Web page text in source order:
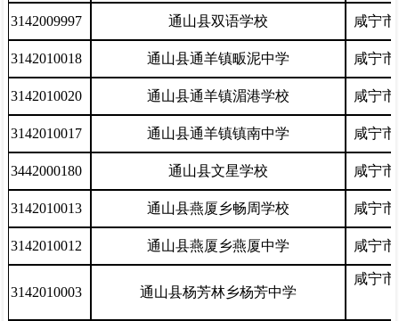
3142009997 通山县双语学校 咸宁
3142010018 通山县通羊镇畈泥中学 咸宁
3142010020 通山县通羊镇湄港学校 咸宁
3142010017 通山县通羊镇镇南中学 咸宁
3442000180 通山县文星学校 咸宁
3142010013 通山县燕厦乡畅周学校 咸宁
3142010012 通山县燕厦乡燕厦中学 咸宁
3142010003 通山县杨芳林乡杨芳中学
咸宁